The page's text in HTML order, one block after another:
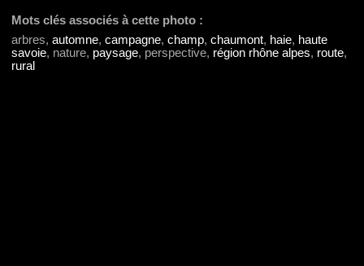
Mots clés associés à cette photo :
arbres, automne, campagne, champ, chaumont, haie, haute
savoie, nature, paysage, perspective, région rhône alpes, route,
rural